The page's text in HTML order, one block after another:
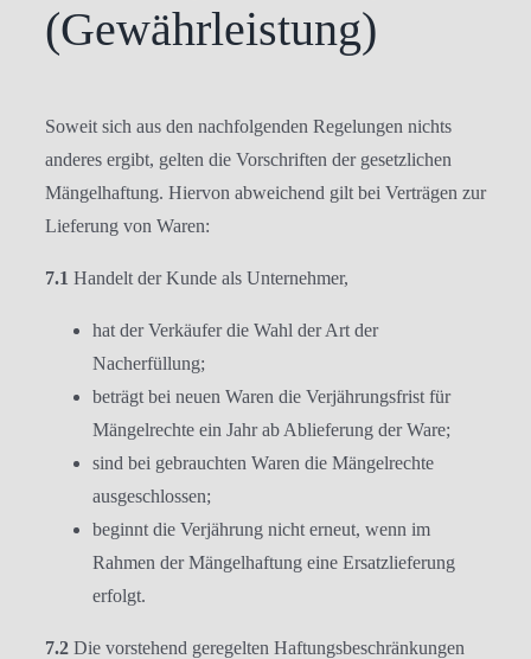
(Gewährleistung)
Soweit sich aus den nachfolgenden Regelungen nichts
anderes ergibt, gelten die Vorschriften der gesetzlichen
Mängelhaftung. Hiervon abweichend gilt bei Verträgen zur
Lieferung von Waren:
7.1 Handelt der Kunde als Unternehmer,
hat der Verkäufer die Wahl der Art der
Nacherfüllung;
beträgt bei neuen Waren die Verjährungsfrist für
Mängelrechte ein Jahr ab Ablieferung der Ware;
sind bei gebrauchten Waren die Mängelrechte
ausgeschlossen;
beginnt die Verjährung nicht erneut, wenn im
Rahmen der Mängelhaftung eine Ersatzlieferung
erfolgt.
7.2 Die vorstehend geregelten Haftungsbeschränkungen